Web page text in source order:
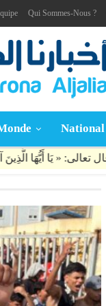
Qui Sommes-Nous ?
National